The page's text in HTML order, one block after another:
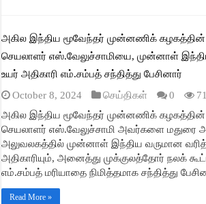
அகில இந்திய மூவேந்தர் முன்னணிக்
செயலாளர் எஸ்.வேலுச்சாமியை, முன்னாள்
உயர் அதிகாரி எம்.சம்பத் சந்தித்து பேசினார்
October 8, 2024
செய்திகள் 0
71
அகில இந்திய மூவேந்தர் முன்னணிக்
செயலாளர் எஸ்.வேலுச்சாமி அவர்களை மதுரை
அலுவலகத்தில் முன்னாள் இந்திய வருமான
அதிகாரியும், அனைத்து முக்குலத்தோர் நலக்
எம்.சம்பத் மரியாதை நிமித்தமாக சந்தித்து
Read More »